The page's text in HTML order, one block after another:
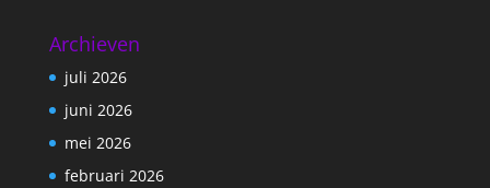
Archieven
juli 2026
juni 2026
mei 2026
februari 2026